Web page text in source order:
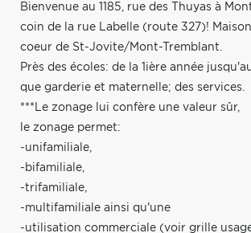
Bienvenue au 1185, rue des Thuyas à
coin de la rue Labelle (route 327)!
coeur de St-Jovite/Mont-Tremblant.
Près des écoles: de la 1ière année
que garderie et maternelle; des services.
***Le zonage lui confère une valeur sûr,
le zonage permet:
-unifamiliale,
-bifamiliale,
-trifamiliale,
-multifamiliale ainsi qu'une
-utilisation commerciale (voir grille